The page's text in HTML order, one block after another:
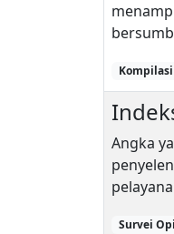
Angka
Survei